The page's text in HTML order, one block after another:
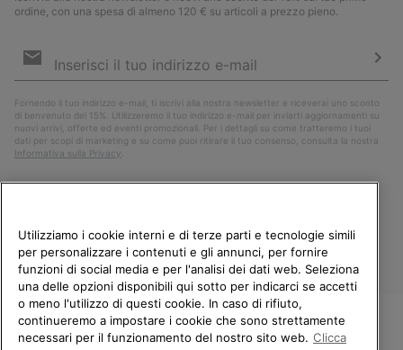
ordine, con una spesa di almeno 120 € su articoli a prezzo pieno.
e-
Fornendo il tuo indirizzo e-mail, ti iscrivi alla nostra newsletter e riceverai uno sconto
di benvenuto del 15%. Utilizzeremo il tuo indirizzo e-mail per inviarti aggiornamenti su
nuovi arrivi, offerte ed eventi promozionali. Per i dettagli su come tratteremo i tuoi
dati per scopi di marketing e su come puoi ritirare il tuo consenso, consulta la nostra
Informativa sulla Privacy
Italia
Utilizziamo i cookie interni e di terze parti e tecnologie simili
per personalizzare i contenuti e gli annunci, per fornire
funzioni di social media e per l'analisi dei dati web. Seleziona
una delle opzioni disponibili qui sotto per indicarci se accetti
o meno l'utilizzo di questi cookie. In caso di rifiuto,
continueremo a impostare i cookie che sono strettamente
necessari per il funzionamento del nostro sito web. Clicca